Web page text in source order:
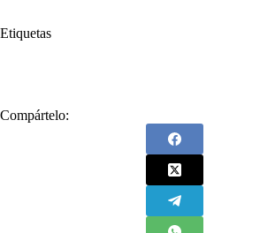
Etiquetas
Compártelo: